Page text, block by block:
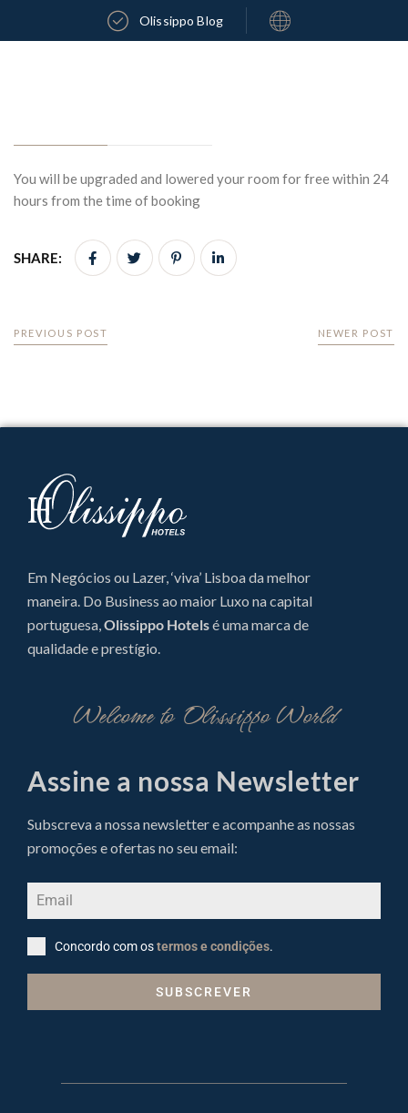
Olissippo Blog
You will be upgraded and lowered your room for free within 24
hours from the time of booking
SHARE:
PREVIOUS POST NEWER POST
Em Negócios ou Lazer, ‘viva’ Lisboa da melhor
maneira. Do Business ao maior Luxo na capital
portuguesa,Olissippo Hotelsé uma marca de
qualidade e prestígio.
Welcome to Olissippo World
Assine a nossa Newsletter
Subscreva a nossa newsletter e acompanhe as nossas
promoções e ofertas no seu email:
Concordo com ostermos e condições.
SUBSCREVER